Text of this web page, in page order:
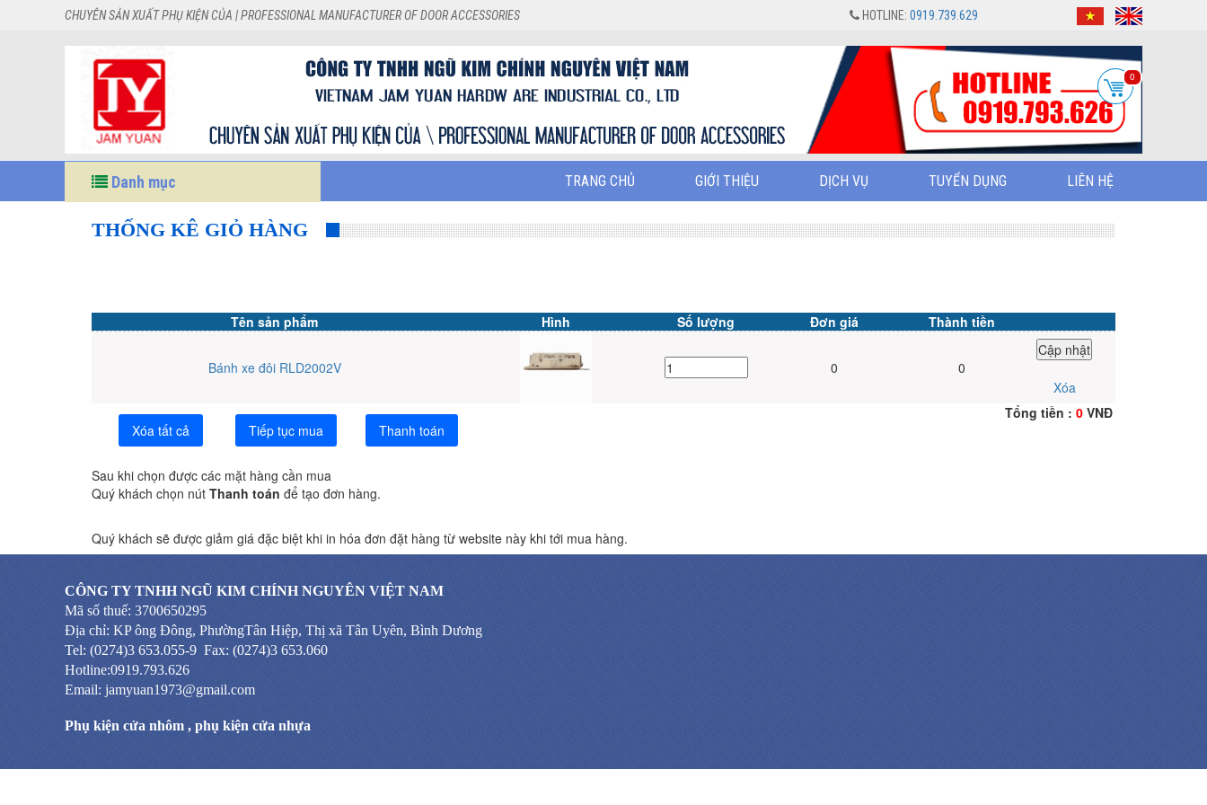
CHUYÊN SẢN XUẤT PHỤ KIỆN CỦA | PROFESSIONAL MANUFACTURER OF DOOR ACCESSORIES HOTLINE: 0919.739.629
0
Danh mục TRANG CHỦ GIỚI THIỆU DỊCH VỤ TUYỂN DỤNG LIÊN HỆ
THỐNG KÊ GIỎ HÀNG
Tên sản phẩm Hình Số lượng Đơn giá Thành tiền
Bánh xe đôi RLD2002V 0
0
Xóa
Tổng tiền : 0 VNĐ
Xóa tất cả
Tiếp tục mua Thanh toán
Sau khi chọn được các mặt hàng cần mua
Quý khách chọn nút Thanh toán để tạo đơn hàng.
Quý khách sẽ được giảm giá đặc biệt khi in hóa đơn đặt hàng từ website này khi tới mua hàng.
CÔNG TY TNHH NGŨ KIM CHÍNH NGUYÊN VIỆT NAM
Mã số thuế: 3700650295
Địa chỉ: KP ông Đông, PhườngTân Hiệp, Thị xã Tân Uyên, Bình Dương
Tel: (0274)3 653.055-9 Fax: (0274)3 653.060
Hotline:0919.793.626
Email: jamyuan1973@gmail.com
Phụ kiện cửa nhôm , phụ kiện cửa nhựa